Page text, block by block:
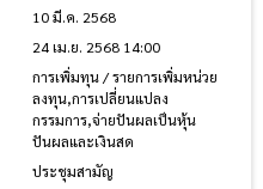
10 มี.ค. 2568
24 เม.ย. 2568 14:00
การเพิ่มทุน / รายการเพิ่มหน่วย
ลงทุน,การเปลี่ยนแปลง
กรรมการ,จ่ายปันผลเป็นหุ้น
ปันผลและเงินสด
ประชุมสามัญ